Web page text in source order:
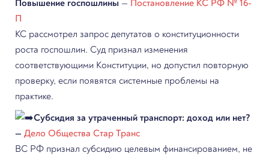
Повышение госпошлины — Постановление КС РФ № 16-
П
КС рассмотрел запрос депутатов о конституционности
роста госпошлин. Суд признал изменения
соответствующими Конституции, но допустил повторную
проверку, если появятся системные проблемы на
практике.
Субсидия за утраченный транспорт: доход или нет?
— Дело Общества Стар Транс
ВС РФ признал субсидию целевым финансированием, не